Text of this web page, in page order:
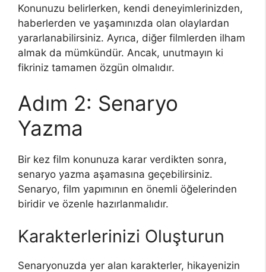
Konunuzu belirlerken, kendi deneyimlerinizden,
haberlerden ve yaşamınızda olan olaylardan
yararlanabilirsiniz. Ayrıca, diğer filmlerden ilham
almak da mümkündür. Ancak, unutmayın ki
fikriniz tamamen özgün olmalıdır.
Adım 2: Senaryo
Yazma
Bir kez film konunuza karar verdikten sonra,
senaryo yazma aşamasına geçebilirsiniz.
Senaryo, film yapımının en önemli öğelerinden
biridir ve özenle hazırlanmalıdır.
Karakterlerinizi Oluşturun
Senaryonuzda yer alan karakterler, hikayenizin